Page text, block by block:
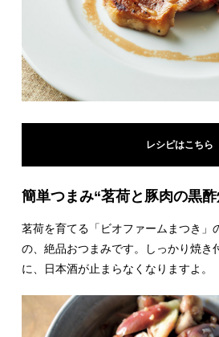
レシピはこちら
簡単つまみ“茗荷と豚肉の黒酢
茗荷を育てる「ビオファームまつき」
の、絶品おつまみです。しっかり焼き
に、日本酒が止まらなくなりますよ。